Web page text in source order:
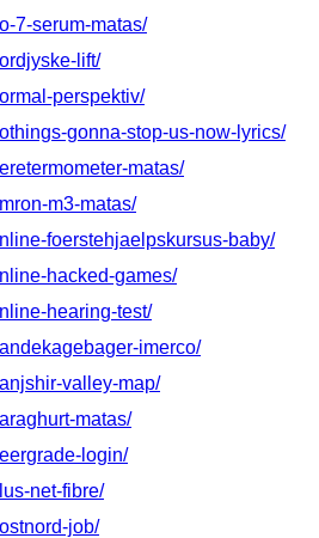
7-serum-matas/
lift/
perspektiv/
gonna-stop-us-now-lyrics/
matas/
m3-matas/
foerstehjaelpskursus-baby/
hacked-games/
hearing-test/
imerco/
valley-map/
matas/
login/
net-fibre/
job/